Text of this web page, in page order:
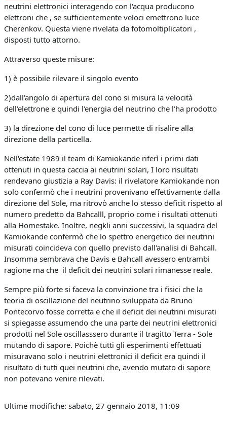
neutrini elettronici interagendo con l'acqua producono
elettroni che , se sufficientemente veloci emettrono luce
Cherenkov. Questa viene rivelata da fotomoltiplicatori ,
disposti tutto attorno.
Attraverso queste misure:
1) è possibile rilevare il singolo evento
2)dall'angolo di apertura del cono si misura la velocità
dell'elettrone e quindi l'energia del neutrino che l'ha prodotto
3) la direzione del cono di luce permette di risalire alla
direzione della particella.
Nell'estate 1989 il team di Kamiokande riferì i primi dati
ottenuti in questa caccia ai neutrini solari, I loro risultati
rendevano giustizia a Ray Davis: il rivelatore Kamiokande non
solo confermò che i neutrini provenivano effettivamente dalla
direzione del Sole, ma ritrovò anche lo stesso deficit rispetto al
numero predetto da Bahcalll, proprio come i risultati ottenuti
alla Homestake. Inoltre, negkli anni successivi, la squadra del
Kamiokande confermò che lo spettro energetico dei neutrini
misurati coincideva con quello previsto dall'analisi di Bahcall.
Insomma sembrava che Davis e Bahcall avessero entrambi
ragione ma che il deficit dei neutrini solari rimanesse reale.
Sempre più forte si faceva la convinzione tra i fisici che la
teoria di oscillazione del neutrino sviluppata da Bruno
Pontecorvo fosse corretta e che il deficit dei neutrini misurati
si spiegasse assumendo che una parte dei neutrini elettronici
prodotti nel Sole oscillasssero durante il tragitto Terra - Sole
mutando di sapore. Poichè tutti gli esperimenti effettuati
misuravano solo i neutrini elettronici il deficit era quindi il
risultato di tutti quei neutrini che, avendo mutato di sapore
non potevano venire rilevati.
Ultime modifiche: sabato, 27 gennaio 2018, 11:09